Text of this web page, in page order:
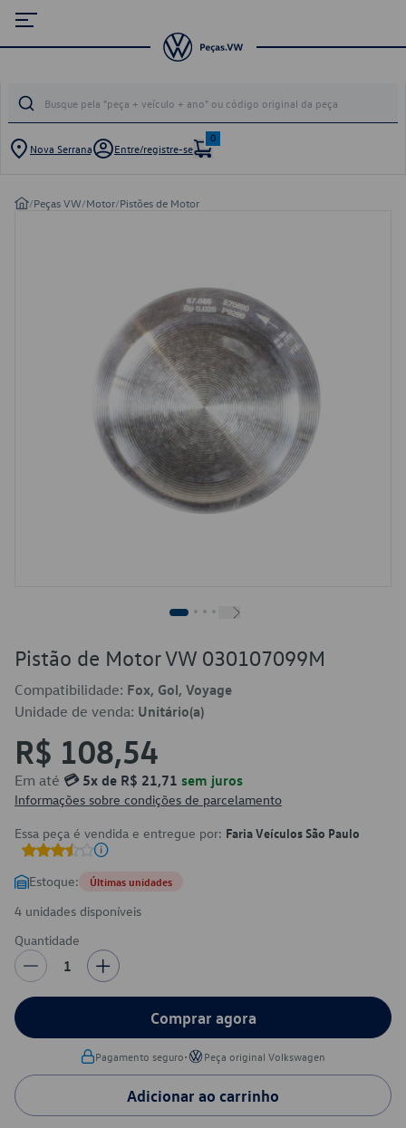
Nova Serrana Entre/registre-se
0
/Peças VW/Motor/Pistões de Motor
Pistão de Motor VW 030107099M
Compatibilidade: Fox, Gol, Voyage
Unidade de venda: Unitário(a)
R$ 108,54
Em até 💳 5x de R$ 21,71 sem juros
Informações sobre condições de parcelamento
Essa peça é vendida e entregue por: Faria Veículos São Paulo
Estoque: Últimas unidades
4 unidades disponíveis
Quantidade
1
Comprar agora
Pagamento seguro• Peça original Volkswagen
Adicionar ao carrinho